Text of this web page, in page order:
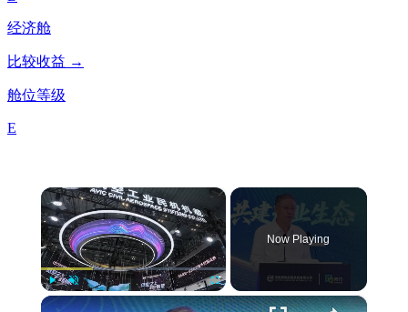
经济舱
比较收益 →
舱位等级
E
×
Play Unmute Fullscreen
Now Playing
×